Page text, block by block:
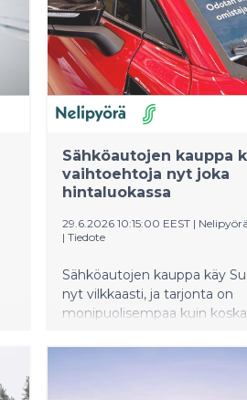
Sähköautojen kauppa
vaihtoehtoja nyt joka
hintaluokassa
29.6.2026 10:15:00 EEST |
| Tiedote
Sähköautojen kauppa käy
nyt vilkkaasti, ja tarjonta on
monipuolisempaa kuin
kaupasta jo yli puolet on